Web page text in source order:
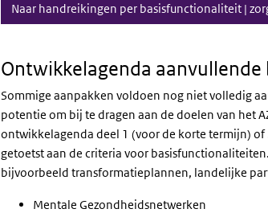
Naar handreikingen per basisfunctionaliteit |
Ontwikkelagenda
Sommige aanpakken voldoen nog niet volledig
potentie om bij te dragen aan de doelen van het
ontwikkelagenda deel 1 (voor de korte termijn)
getoetst aan de criteria voor
bijvoorbeeld transformatieplannen, landelijke
Mentale Gezondheidsnetwerken